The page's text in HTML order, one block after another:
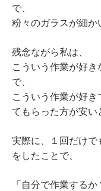
で、
粉々のガラスが細か
残念ながら私は、
こういう作業が好
で、
こういう作業が好
てもらった方が安い
実際に、１回だけ
をしたことで、
「自分で作業する